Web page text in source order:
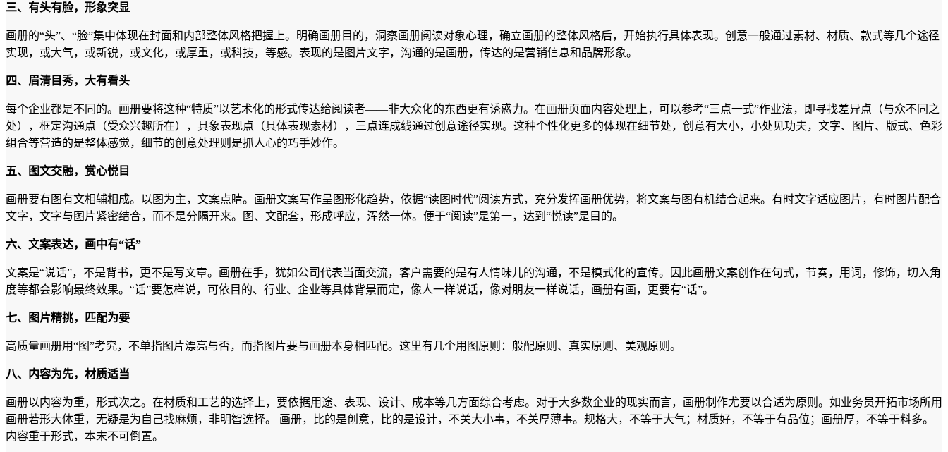
三、有头有脸，形象突显
画册的“头”、“脸”集中体现在封面和内部整体风格把握上。明确画册目的，洞察画册阅读对象心理，确立画册的整体风格后，开始执行具体表现。创意一般通过素材、材质、款式等几个途径
实现，或大气，或新锐，或文化，或厚重，或科技，等感。表现的是图片文字，沟通的是画册，传达的是营销信息和品牌形象。
四、眉清目秀，大有看头
每个企业都是不同的。画册要将这种“特质”以艺术化的形式传达给阅读者——非大众化的东西更有诱惑力。在画册页面内容处理上，可以参考“三点一式”作业法，即寻找差异点（与众不同之
处），框定沟通点（受众兴趣所在），具象表现点（具体表现素材），三点连成线通过创意途径实现。这种个性化更多的体现在细节处，创意有大小，小处见功夫，文字、图片、版式、色彩
组合等营造的是整体感觉，细节的创意处理则是抓人心的巧手妙作。
五、图文交融，赏心悦目
画册要有图有文相辅相成。以图为主，文案点睛。画册文案写作呈图形化趋势，依据“读图时代”阅读方式，充分发挥画册优势，将文案与图有机结合起来。有时文字适应图片，有时图片配合
文字，文字与图片紧密结合，而不是分隔开来。图、文配套，形成呼应，浑然一体。便于“阅读”是第一，达到“悦读”是目的。
六、文案表达，画中有“话”
文案是“说话”，不是背书，更不是写文章。画册在手，犹如公司代表当面交流，客户需要的是有人情味儿的沟通，不是模式化的宣传。因此画册文案创作在句式，节奏，用词，修饰，切入角
度等都会影响最终效果。“话”要怎样说，可依目的、行业、企业等具体背景而定，像人一样说话，像对朋友一样说话，画册有画，更要有“话”。
七、图片精挑，匹配为要
高质量画册用“图”考究，不单指图片漂亮与否，而指图片要与画册本身相匹配。这里有几个用图原则：般配原则、真实原则、美观原则。
八、内容为先，材质适当
画册以内容为重，形式次之。在材质和工艺的选择上，要依据用途、表现、设计、成本等几方面综合考虑。对于大多数企业的现实而言，画册制作尤要以合适为原则。如业务员开拓市场所用
画册若形大体重，无疑是为自己找麻烦，非明智选择。 画册，比的是创意，比的是设计，不关大小事，不关厚薄事。规格大，不等于大气；材质好，不等于有品位；画册厚，不等于料多。
内容重于形式，本末不可倒置。